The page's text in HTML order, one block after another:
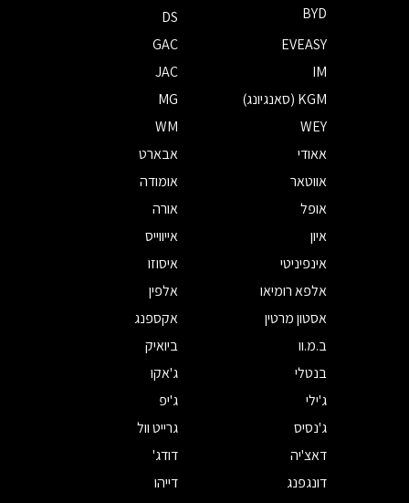
BYD
DS
EVEASY
GAC
IM
JAC
KGM (סאנגיונג)
MG
WEY
WM
אאודי
אבארט
אווטאר
אומודה
אופל
אורה
איון
אייווייס
אינפיניטי
איסוזו
אלפא רומיאו
אלפין
אסטון מרטין
אקספנג
ב.מ.וו
ביואיק
בנטלי
ג'אקו
ג'ילי
ג'יפ
ג'נסיס
גרייט וול
דאצ'יה
דודג'
דונגפנג
דייהו